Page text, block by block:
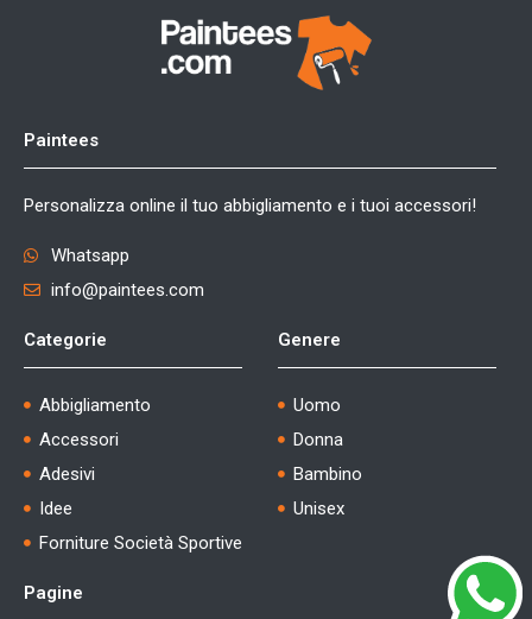
Paintees
Personalizza online il tuo abbigliamento e i tuoi accessori!
Whatsapp
info@paintees.com
Categorie
Abbigliamento
Accessori
Adesivi
Idee
Forniture Società Sportive
Genere
Uomo
Donna
Bambino
Unisex
Pagine